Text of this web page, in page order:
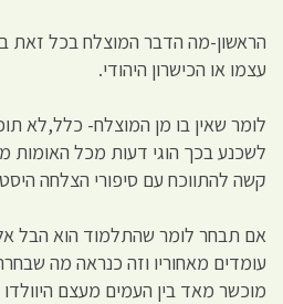
הראשון-מה הדבר המוצלח בכל זאת
עצמו או הכישרון היהודי.
לומר שאין בו מן המוצלח- כלל,לא
לשכנע בכך הוגי דעות מכל האומות
קשה להתווכח עם סיפורי הצלחה
אם תבחר לומר שהתלמוד הוא הבל
עומדים מאחוריו וזה כנראה מה
מוכשר מאד בין העמים מעצם